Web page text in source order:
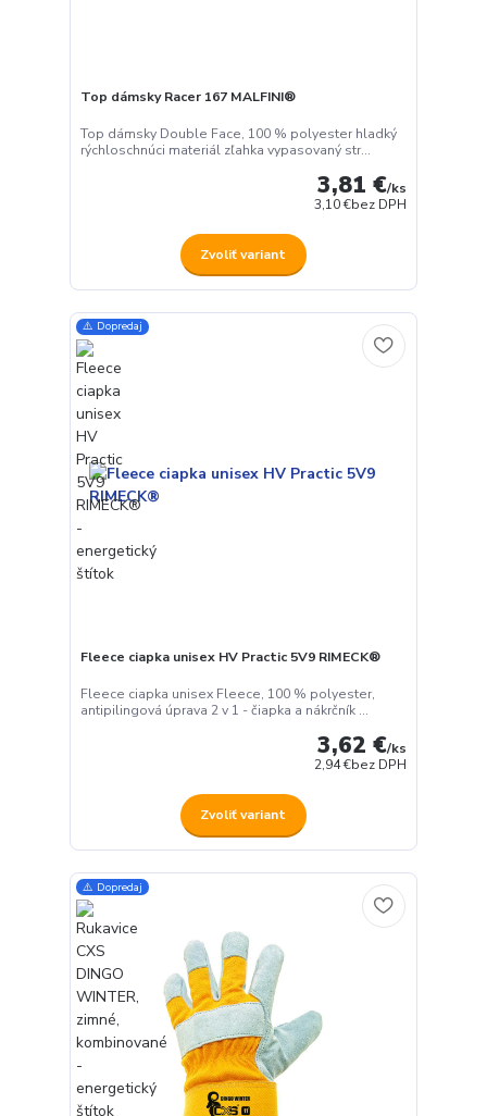
Top dámsky Racer 167 MALFINI®
Top dámsky Double Face, 100 % polyester hladký
rýchloschnúci materiál zľahka vypasovaný str...
3,81 €/ks
3,10 €bez DPH
Zvoliť variant
⚠️ Dopredaj
Fleece ciapka unisex HV Practic 5V9 RIMECK®
Fleece ciapka unisex Fleece, 100 % polyester,
antipilingová úprava 2 v 1 - čiapka a nákrčník ...
3,62 €/ks
2,94 €bez DPH
Zvoliť variant
⚠️ Dopredaj